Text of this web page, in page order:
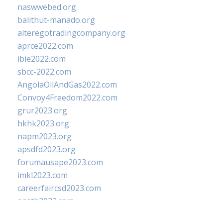
naswwebed.org
balithut-manado.org
alteregotradingcompany.org
aprce2022.com
ibie2022.com
sbcc-2022.com
AngolaOilAndGas2022.com
Convoy4Freedom2022.com
grur2023.org
hkhk2023.org
napm2023.org
apsdfd2023.org
forumausape2023.com
imkl2023.com
careerfaircsd2023.com